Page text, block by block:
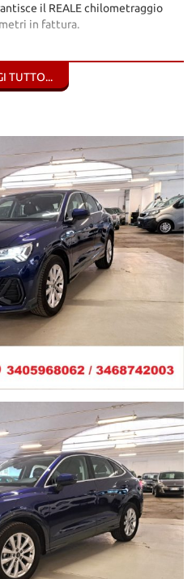
il REALE chilometraggio
in fattura.
accessori indicati nella presente
potrebbero contenere errori o
puramente indicativi e
l'effettiva dotazione tecnica e gli
Il cliente è pertanto invitato a
contattando la Emotors
per eventuali
effettive caratteristiche dello
sulla scheda informativa, che
un impegno contrattuale per il
TUTTO...